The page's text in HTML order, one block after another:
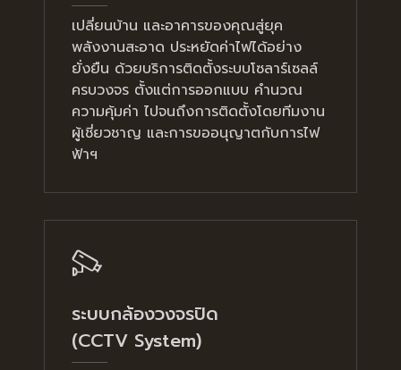
เปลี่ยนบ้าน และอาคารของคุณสู่ยุค
พลังงานสะอาด ประหยัดค่าไฟได้อย่าง
ยั่งยืน ด้วยบริการติดตั้งระบบโซลาร์เซลล์
ครบวงจร ตั้งแต่การออกแบบ คำนวณ
ความคุ้มค่า ไปจนถึงการติดตั้งโดยทีมงาน
ผู้เชี่ยวชาญ และการขออนุญาตกับการไฟ
ฟ้าฯ
ระบบกล้องวงจรปิด
(CCTV System)